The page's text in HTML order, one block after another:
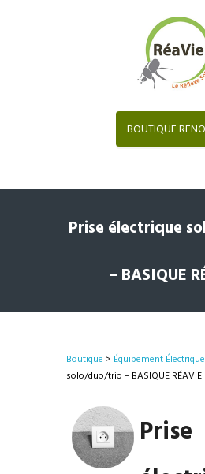
BOUTIQUE
Prise électrique
– BASIQUE
Boutique > Équipement Électrique
solo/duo/trio – BASIQUE RÉAVIE
Prise